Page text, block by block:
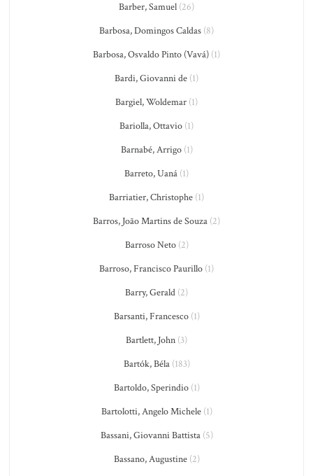
Barber, Samuel (26)
Barbosa, Domingos Caldas (8)
Barbosa, Osvaldo Pinto (Vavá) (1)
Bardi, Giovanni de (1)
Bargiel, Woldemar (1)
Bariolla, Ottavio (1)
Barnabé, Arrigo(1)
Barreto, Uaná (1)
Barriatier, Christophe (1)
Barros, João Martins de Souza (2)
Barroso Neto(2)
Barroso, Francisco Paurillo (1)
Barry, Gerald (2)
Barsanti, Francesco(1)
Bartlett, John (3)
Bartók, Béla(183)
Bartoldo, Sperindio(1)
Bartolotti, Angelo Michele(1)
Bassani, Giovanni Battista(5)
Bassano, Augustine(2)